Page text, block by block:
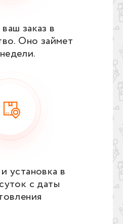
заказ в
Оно займет
установка в
с даты